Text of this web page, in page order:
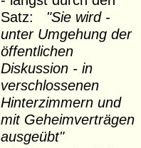
Satz: "Sie wird -
unter Umgehung der
öffentlichen
Diskussion - in
verschlossenen
Hinterzimmern und
mit Geheimverträgen
ausgeübt"